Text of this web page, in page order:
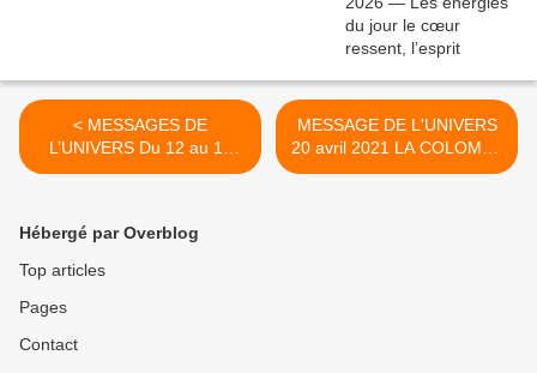
< MESSAGES DE
L’UNIVERS Du 12 au 18
Avril
MESSAGE DE L'UNIVERS
20 avril 2021 LA COLOMBE
NOUS APPORTE UN
Hébergé par Overblog
Top articles
Pages
Contact